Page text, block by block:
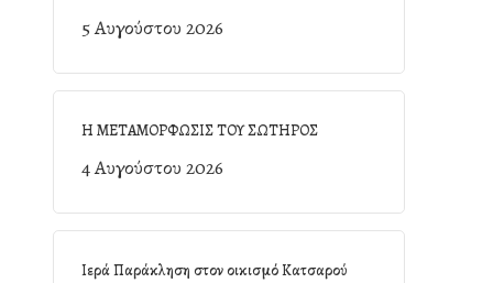
5 Αυγούστου 2026
Η ΜΕΤΑΜΟΡΦΩΣΙΣ ΤΟΥ ΣΩΤΗΡΟΣ
4 Αυγούστου 2026
Ιερά Παράκληση στον οικισμό Κατσαρού